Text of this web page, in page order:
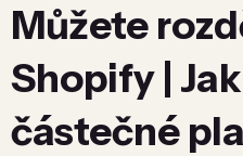
Můžete
Shopify |
částečné